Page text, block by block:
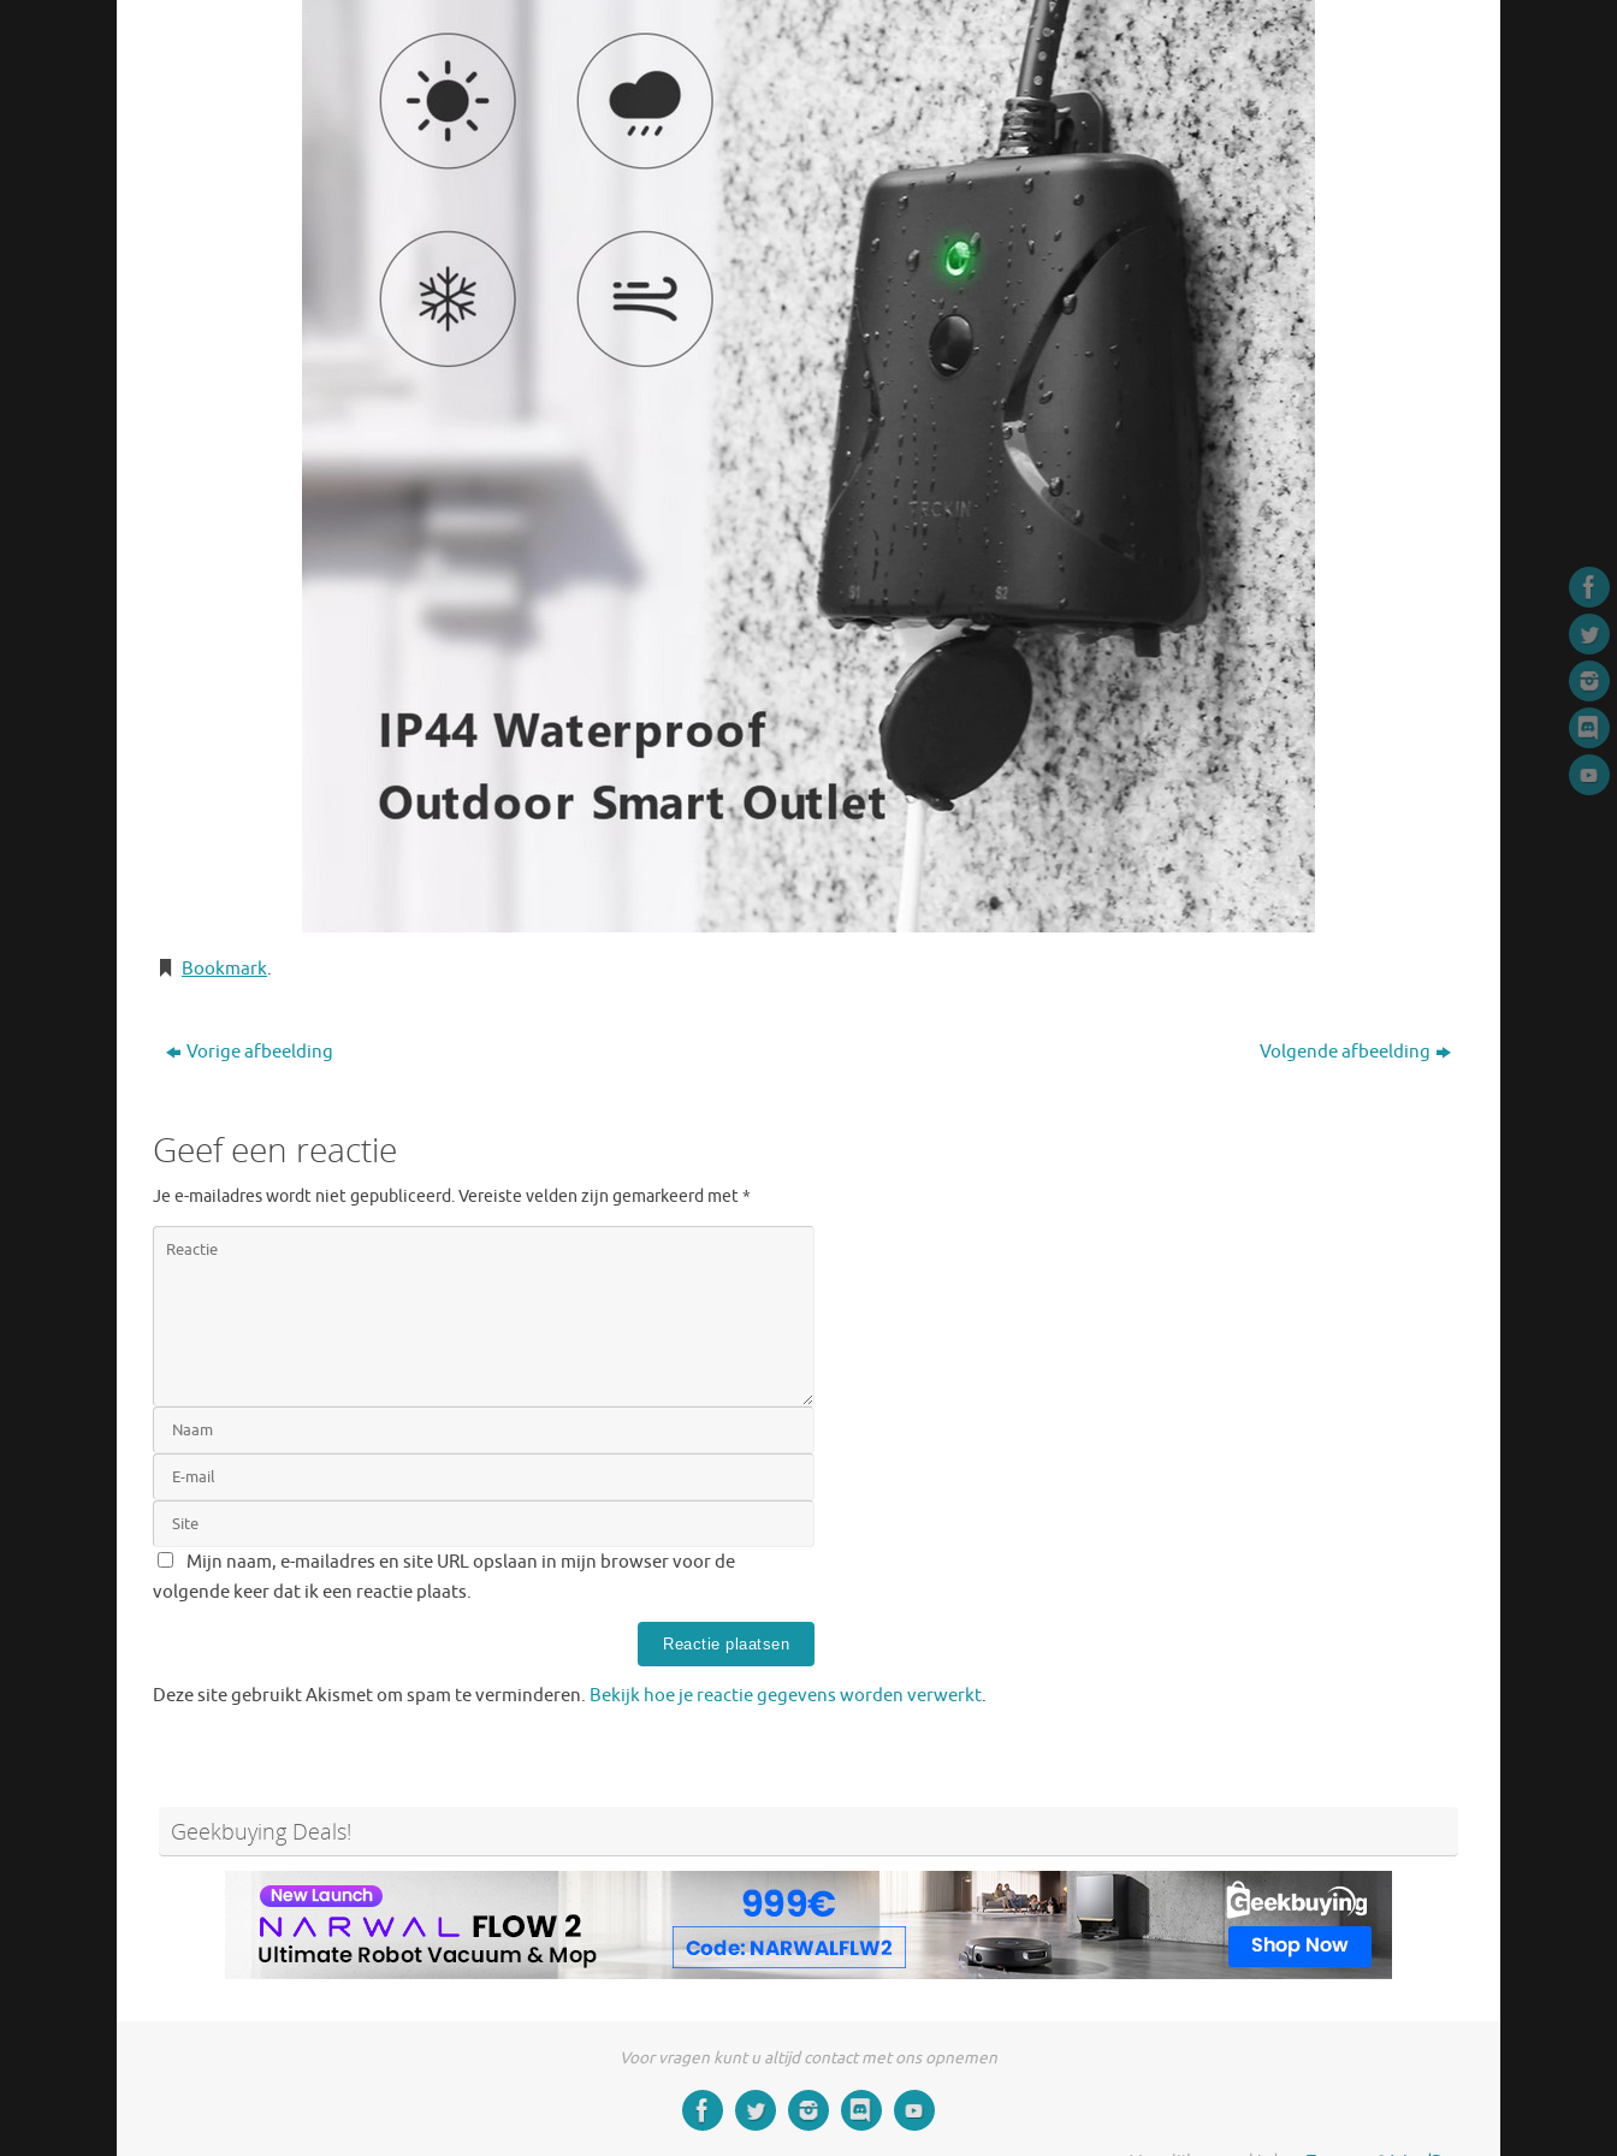
Bookmark.
Vorige afbeelding Volgende afbeelding
Geef een reactie
Je e-mailadres wordt niet gepubliceerd.Vereiste velden zijn gemarkeerd met*
Mijn naam, e-mailadres en site URL opslaan in mijn browser voor de
volgende keer dat ik een reactie plaats.
Deze site gebruikt Akismet om spam te verminderen. Bekijk hoe je reactie gegevens worden verwerkt.
Geekbuying Deals!
Voor vragen kunt u altijd contact met ons opnemen